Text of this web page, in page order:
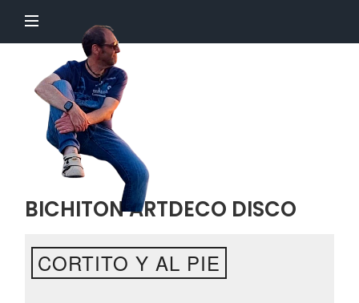
Profesor
BICHITON ARTDECO DISCO
CORTITO Y AL PIE